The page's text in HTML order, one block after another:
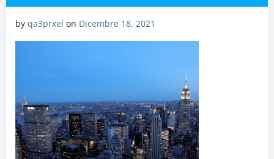
by qa3prxel on Dicembre 18, 2021